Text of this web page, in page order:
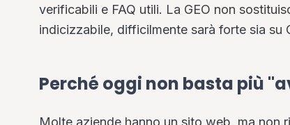
verificabili e FAQ utili. La GEO non
indicizzabile, difficilmente sarà forte sia su
Perché oggi non basta più
Molte aziende hanno un sito web, ma